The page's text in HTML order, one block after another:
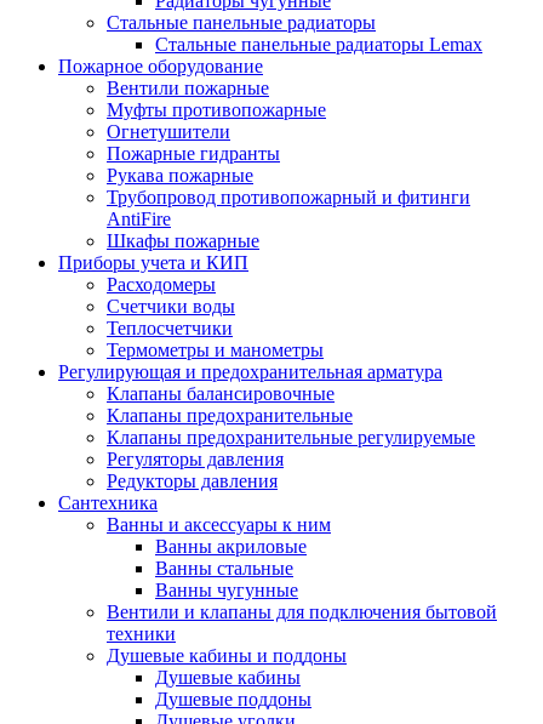
Стальные панельные радиаторы
Стальные панельные радиаторы Lemax
Пожарное оборудование
Вентили пожарные
Муфты противопожарные
Огнетушители
Пожарные гидранты
Рукава пожарные
Трубопровод противопожарный и фитинги
AntiFire
Шкафы пожарные
Приборы учета и КИП
Расходомеры
Счетчики воды
Теплосчетчики
Термометры и манометры
Регулирующая и предохранительная арматура
Клапаны балансировочные
Клапаны предохранительные
Клапаны предохранительные регулируемые
Регуляторы давления
Редукторы давления
Сантехника
Ванны и аксессуары к ним
Ванны акриловые
Ванны стальные
Ванны чугунные
Вентили и клапаны для подключения бытовой
техники
Душевые кабины и поддоны
Душевые кабины
Душевые поддоны